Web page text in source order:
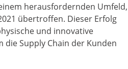
herausfordernden Umfeld,
übertroffen. Dieser Erfolg
und innovative
Supply Chain der Kunden